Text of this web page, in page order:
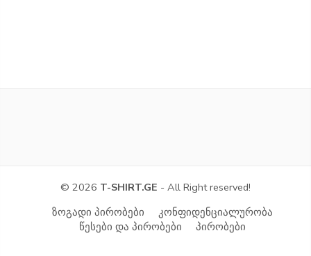
© 2026 T-SHIRT.GE - All Right reserved!
ზოგადი პირობები
კონფიდენციალურობა
წესები და პირობები
პირობები